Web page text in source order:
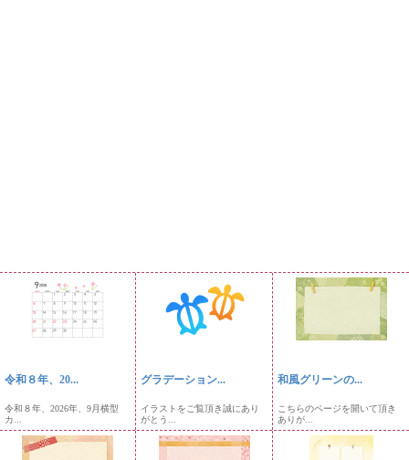
令和８年、20...
令和８年、2026年、9月横型
カ...
グラデーション...
イラストをご覧頂き誠にあり
がとう...
和風グリーンの...
こちらのページを開いて頂き
ありが...